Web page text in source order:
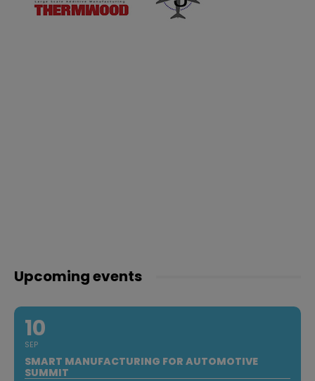
Upcoming events
10
SEP
SMART MANUFACTURING FOR AUTOMOTIVE
SUMMIT